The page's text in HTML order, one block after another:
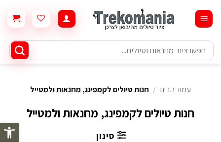
פתח
content
חיפוש
עבור:
חנות טיולים לקמפינג, מחנאות ולמטייל
עמוד הבית / חנות טיולים לקמפינג, מחנאות ולמטייל
סינון